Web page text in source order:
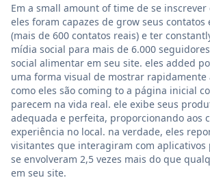
Em a small amount of time de se
eles foram capazes de grow seus contatos
(mais de 600 contatos reais) e ter
mídia social para mais de 6.000
social alimentar em seu site. eles added
uma forma visual de mostrar rapidamente
como eles são coming to a página inicial
parecem na vida real. ele exibe seus
adequada e perfeita, proporcionando aos
experiência no local. na verdade, eles
visitantes que interagiram com aplicativos
se envolveram 2,5 vezes mais do que
em seu site.